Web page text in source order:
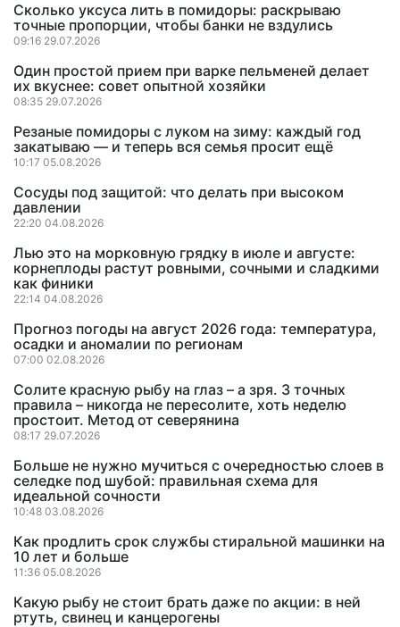
Сколько уксуса лить в помидоры: раскрываю
точные пропорции, чтобы банки не вздулись
09:16 29.07.2026
Один простой прием при варке пельменей делает
их вкуснее: совет опытной хозяйки
08:35 29.07.2026
Резаные помидоры с луком на зиму: каждый год
закатываю — и теперь вся семья просит ещё
10:17 05.08.2026
Сосуды под защитой: что делать при высоком
давлении
22:20 04.08.2026
Лью это на морковную грядку в июле и августе:
корнеплоды растут ровными, сочными и сладкими
как финики
22:14 04.08.2026
Прогноз погоды на август 2026 года: температура,
осадки и аномалии по регионам
07:00 02.08.2026
Солите красную рыбу на глаз – а зря. 3 точных
правила – никогда не пересолите, хоть неделю
простоит. Метод от северянина
08:17 29.07.2026
Больше не нужно мучиться с очередностью слоев в
селедке под шубой: правильная схема для
идеальной сочности
10:48 03.08.2026
Как продлить срок службы стиральной машинки на
10 лет и больше
11:36 05.08.2026
Какую рыбу не стоит брать даже по акции: в ней
ртуть, свинец и канцерогены